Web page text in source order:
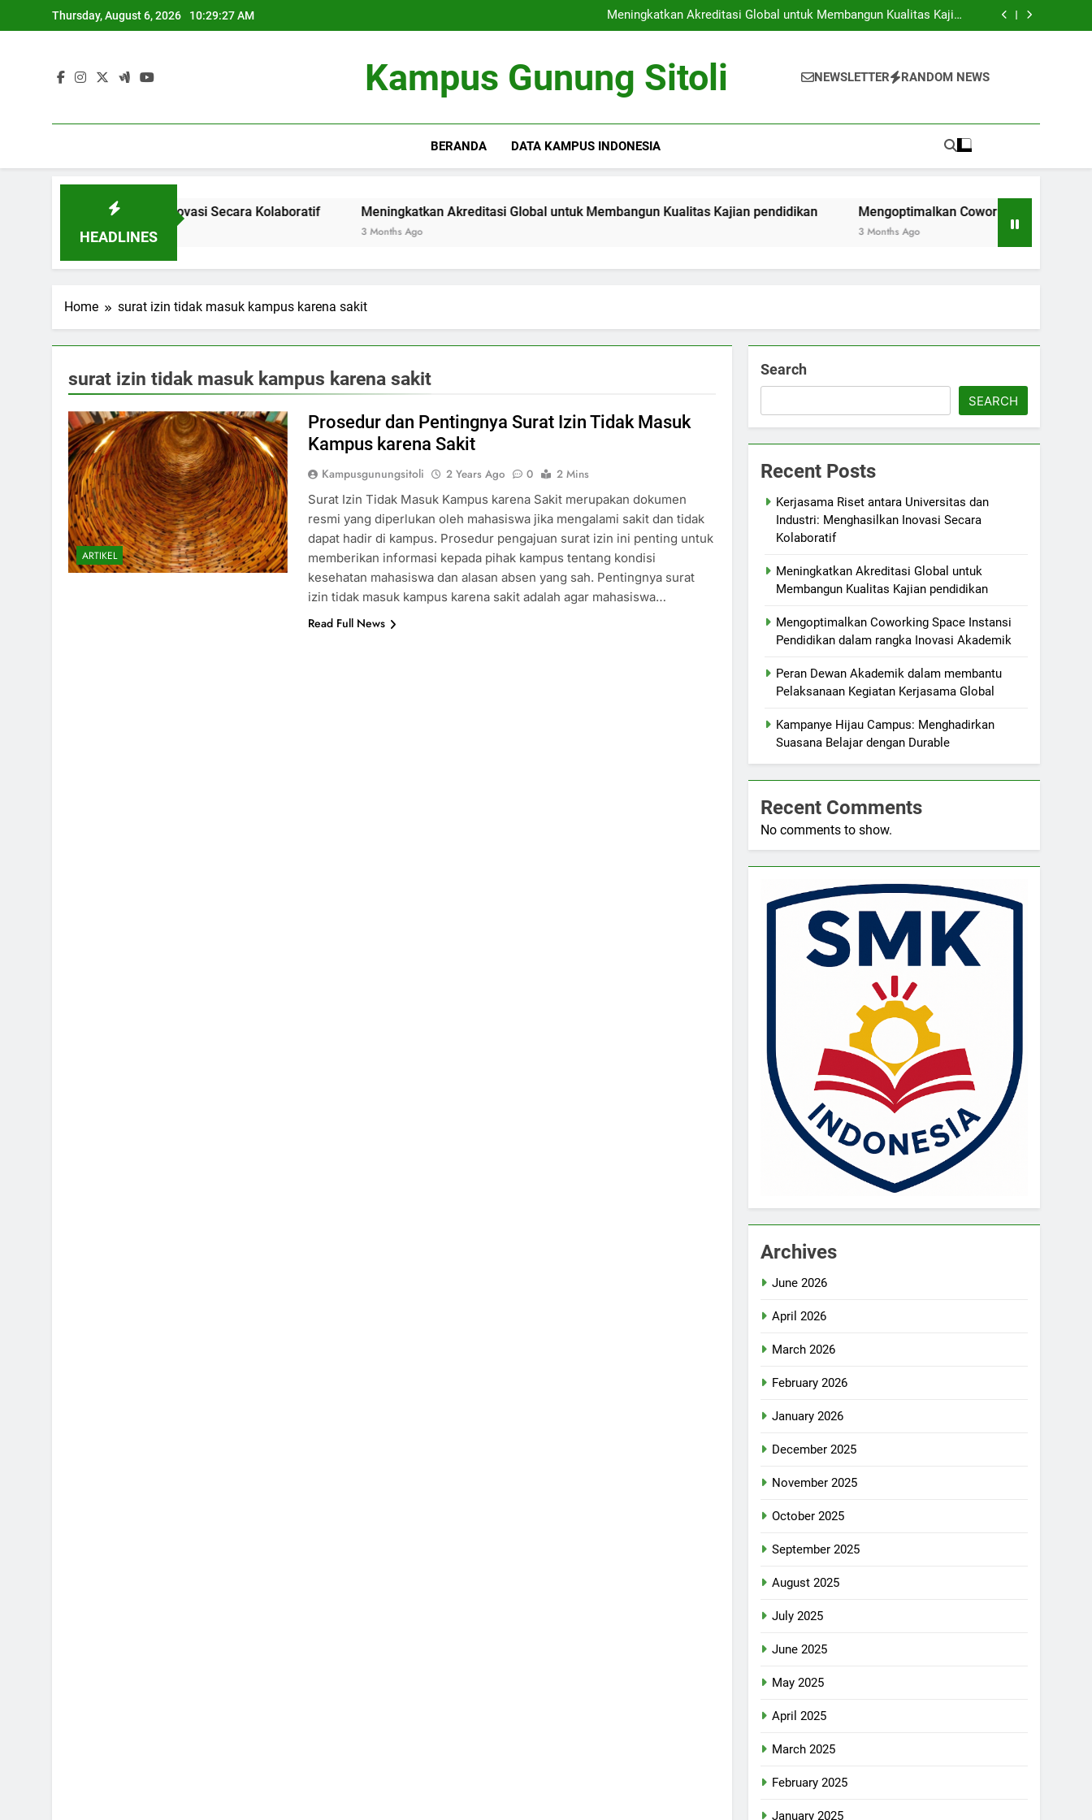
to
Thursday, August 6, 2026 10:29:27 AM
Secara Kolaboratif
Meningkatkan Akreditasi Global untuk Membangun Kualitas Kajian
pendidikan
Mengoptimalkan Coworking Space Instansi Pendidikan dalam rangka
Secara Kolaboratif
Meningkatkan Akreditasi Global untuk Membangun Kualitas Kajian
Mengoptimalkan Coworking Space Instansi Pendidikan dalam rangka
Kampus Gunung Sitoli NEWSLETTER RANDOM NEWS
BERANDA DATA KAMPUS INDONESIA
HEADLINES
Menghasilkan Inovasi Secara Kolaboratif Meningkatkan Akreditasi Global untuk Membangun Kualitas Kajian pendidikan
3 Months Ago
Mengoptimalkan Coworking Space Instansi
3 Months Ago
Home surat izin tidak masuk kampus karena sakit
surat izin tidak masuk kampus karena sakit
ARTIKEL
Prosedur dan Pentingnya Surat Izin Tidak Masuk
Kampus karena Sakit
Kampusgunungsitoli 2 Years Ago 0
2 Mins
Surat Izin Tidak Masuk Kampus karena Sakit merupakan dokumen
resmi yang diperlukan oleh mahasiswa jika mengalami sakit dan tidak
dapat hadir di kampus. Prosedur pengajuan surat izin ini penting untuk
memberikan informasi kepada pihak kampus tentang kondisi
kesehatan mahasiswa dan alasan absen yang sah. Pentingnya surat
izin tidak masuk kampus karena sakit adalah agar mahasiswa…
Read Full News
Search
SEARCH
Recent Posts
Kerjasama Riset antara Universitas dan
Industri: Menghasilkan Inovasi Secara
Kolaboratif
Meningkatkan Akreditasi Global untuk
Membangun Kualitas Kajian pendidikan
Mengoptimalkan Coworking Space Instansi
Pendidikan dalam rangka Inovasi Akademik
Peran Dewan Akademik dalam membantu
Pelaksanaan Kegiatan Kerjasama Global
Kampanye Hijau Campus: Menghadirkan
Suasana Belajar dengan Durable
Recent Comments
No comments to show.
Archives
June 2026
April 2026
March 2026
February 2026
January 2026
December 2025
November 2025
October 2025
September 2025
August 2025
July 2025
June 2025
May 2025
April 2025
March 2025
February 2025
January 2025